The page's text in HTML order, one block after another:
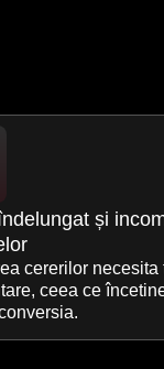
și
cererilor necesita
ceea ce